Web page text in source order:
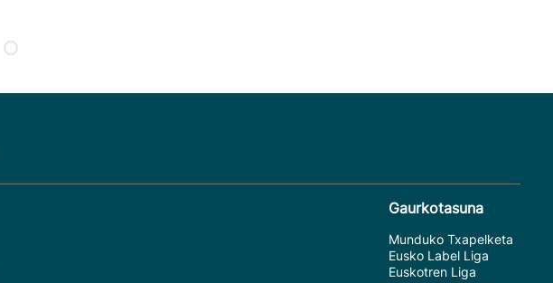
Gaurkotasuna
Munduko Txapelketa
Eusko Label Liga
Euskotren Liga